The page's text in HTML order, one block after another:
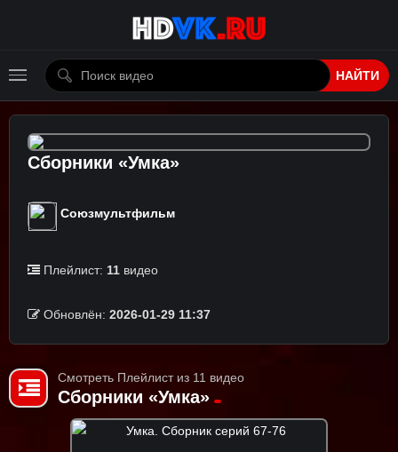
НАЙТИ
Сборники «Умка»
Союзмультфильм
Плейлист: 11 видео
Обновлён: 2026-01-29 11:37
Смотреть Плейлист из 11 видео
Сборники «Умка»